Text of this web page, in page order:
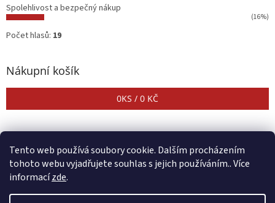
Tento web používá soubory cookie. Dalším procházením
tohoto webu vyjadřujete souhlas s jejich používáním.. Více
informacízde.
Spolehlivost a bezpečný nákup
(16%)
Počet hlasů: 19
Nákupní košík
0KS / 0 KČ